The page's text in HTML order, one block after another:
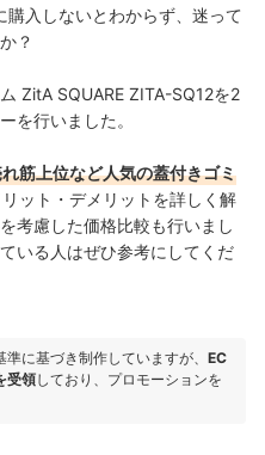
入しないとわからず、迷って
？
ZitA SQUARE ZITA-SQ12を2
を行いました。
筋上位など人気の蓋付きゴミ
ット・デメリットを詳しく解
考慮した価格比較も行いまし
いる人はぜひ参考にしてくだ
に基づき制作していますが、 EC
受領しており、プロモーションを